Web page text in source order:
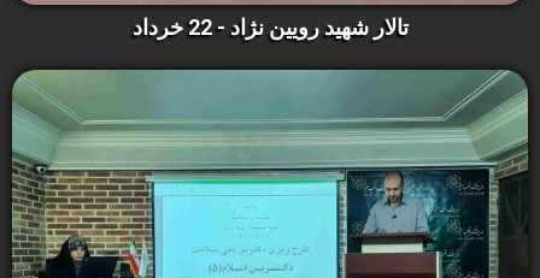
تالار شهید رویین نژاد - 22 خرداد